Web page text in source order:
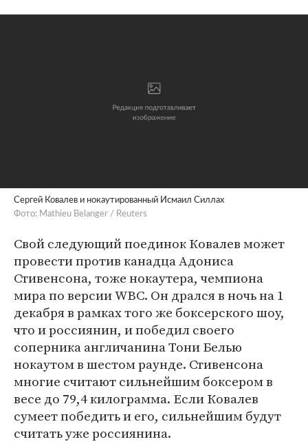
Сергей Ковалев и нокаутированный Исмаил Силлах
Фото: Mathieu Belanger / Reuters
Свой следующий поединок Ковалев может
провести против канадца Адониса
Стивенсона, тоже нокаутера, чемпиона
мира по версии WBC. Он дрался в ночь на 1
декабря в рамках того же боксерского шоу,
что и россиянин, и победил своего
соперника англичанина Тони Белью
нокаутом в шестом раунде. Стивенсона
многие считают сильнейшим боксером в
весе до 79,4 килограмма. Если Ковалев
сумеет победить и его, сильнейшим будут
считать уже россиянина.